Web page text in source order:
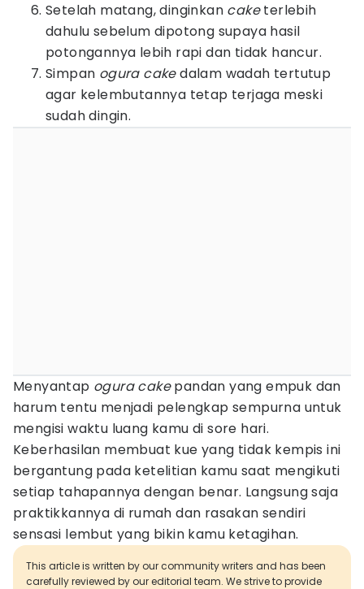
Setelah matang, dinginkan caketerlebih
dahulu sebelum dipotong supaya hasil
potongannya lebih rapi dan tidak hancur.
Simpan ogura cakedalam wadah tertutup
agar kelembutannya tetap terjaga meski
sudah dingin.
Menyantap ogura cakepandan yang empuk dan
harum tentu menjadi pelengkap sempurna untuk
mengisi waktu luang kamu di sore hari.
Keberhasilan membuat kue yang tidak kempis ini
bergantung pada ketelitian kamu saat mengikuti
setiap tahapannya dengan benar. Langsung saja
praktikkannya di rumah dan rasakan sendiri
sensasi lembut yang bikin kamu ketagihan.
This article is written by our community writers and has been
carefully reviewed by our editorial team. We strive to provide